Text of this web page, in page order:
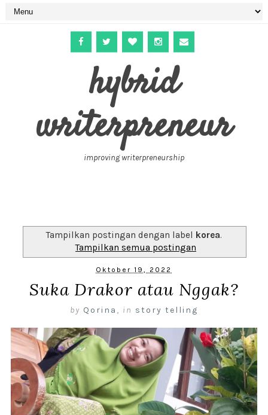
hybrid
writerpreneur
improving writerpreneurship
Tampilkan postingan dengan label korea.
Tampilkan semua postingan
Oktober 19, 2022
Suka Drakor atau Nggak?
by Qorina , in story telling